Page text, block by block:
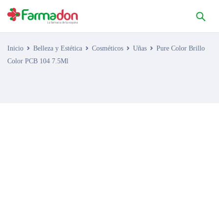
Inicio Belleza y Estética Cosméticos Uñas
Pure Color Brillo
Color PCB 104 7.5Ml